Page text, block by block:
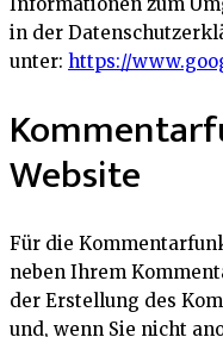
Informationen zum
in der
unter: https://
Website
Für die
neben Ihrem
der Erstellung des
und, wenn Sie nicht